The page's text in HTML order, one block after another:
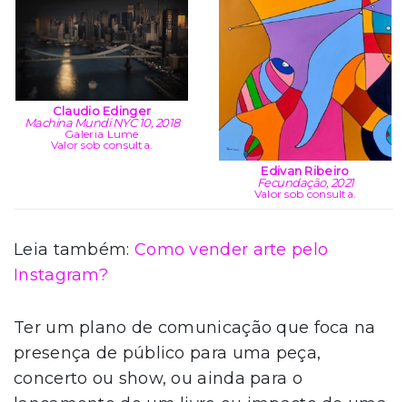
Claudio Edinger
Machina Mundi NYC 10, 2018
Galeria Lume
Valor sob consulta.
Edivan Ribeiro
Fecundação, 2021
Valor sob consulta.
Leia também: Como vender arte pelo
Instagram?
Ter um plano de comunicação que foca na
presença de público para uma peça,
concerto ou show, ou ainda para o